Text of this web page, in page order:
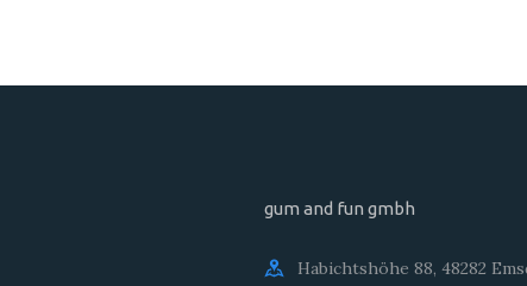
gum and fun gmbh
Habichtshöhe 88, 48282